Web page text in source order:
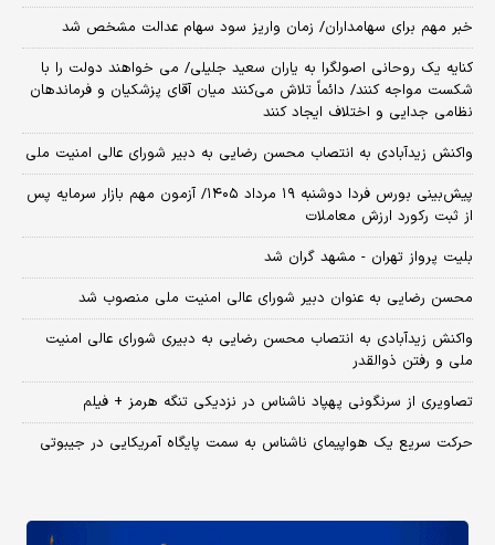
خبر مهم برای سهامداران/ زمان واریز سود سهام عدالت مشخص شد
کنایه یک روحانی اصولگرا به یاران سعید جلیلی/ می خواهند دولت را با
شکست مواجه کنند/ دائماً تلاش می‌کنند میان آقای پزشکیان و فرماندهان
نظامی جدایی و اختلاف ایجاد کنند
واکنش زیدآبادی به انتصاب محسن رضایی به دبیر شورای عالی امنیت ملی
​پیش‌بینی بورس فردا دوشنبه ۱۹ مرداد ۱۴۰۵/ آزمون مهم بازار سرمایه پس
از ثبت رکورد ارزش معاملات
بلیت پرواز تهران - مشهد گران شد
محسن رضایی به عنوان دبیر شورای عالی امنیت ملی منصوب شد
واکنش زیدآبادی به انتصاب محسن رضایی به دبیری شورای عالی امنیت
ملی و رفتن ذوالقدر
تصاویری از سرنگونی پهپاد ناشناس در نزدیکی تنگه هرمز + فیلم
حرکت سریع یک هواپیمای ناشناس به سمت پایگاه آمریکایی در جیبوتی